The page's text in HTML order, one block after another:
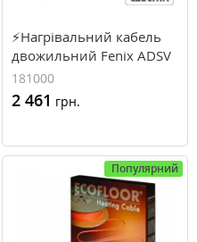
⚡Нагрівальний кабель
двожильний Fenix ADSV
181000, 6.3...7.2м²,
1000Вт, 57.5м.п,
18Вт\м.п
181000
2 461 грн.
Популярний